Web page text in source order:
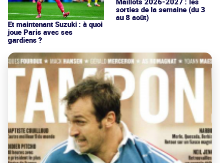
Et maintenant Suzuki : à quoi
joue Paris avec ses
gardiens ?
sorties de la semaine (du 3
au 8 août)